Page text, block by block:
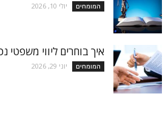
המומחים יולי 10, 2026
איך בוחרים ליווי משפטי
המומחים יוני 29, 2026